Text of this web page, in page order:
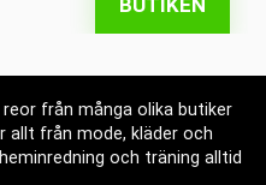
BUTIKEN
från många olika butiker
allt från mode, kläder och
och träning alltid